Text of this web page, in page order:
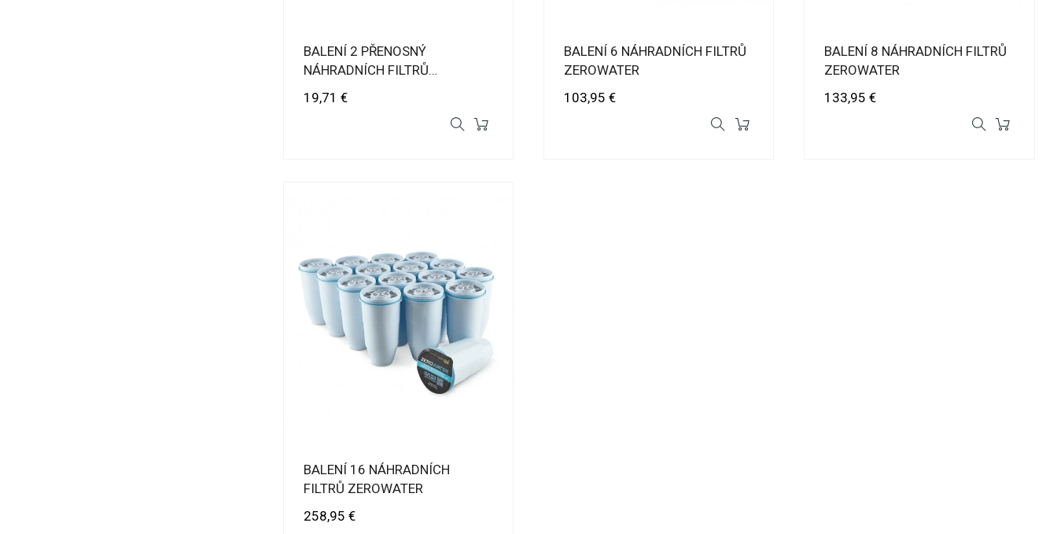
BALENÍ 2 PŘENOSNÝ
NÁHRADNÍCH FILTRŮ
Cena
19,71 €
BALENÍ 6 NÁHRADNÍCH FILTRŮ
ZEROWATER
Cena
103,95 €
BALENÍ 8 NÁHRADNÍCH FILTRŮ
ZEROWATER
Cena
133,95 €
BALENÍ 16 NÁHRADNÍCH
FILTRŮ ZEROWATER
Cena
258,95 €